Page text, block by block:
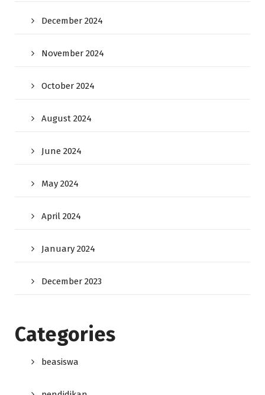
December 2024
November 2024
October 2024
August 2024
June 2024
May 2024
April 2024
January 2024
December 2023
Categories
beasiswa